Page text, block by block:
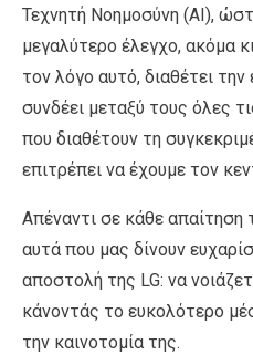
Τεχνητή Νοημοσύνη (AI),
μεγαλύτερο έλεγχο, ακόμα
τον λόγο αυτό, διαθέτει
συνδέει μεταξύ τους όλες
που διαθέτουν τη
επιτρέπει να έχουμε τον
Απέναντι σε κάθε
αυτά που μας δίνουν
αποστολή της LG: να
κάνοντάς το ευκολότερο
την καινοτομία της.